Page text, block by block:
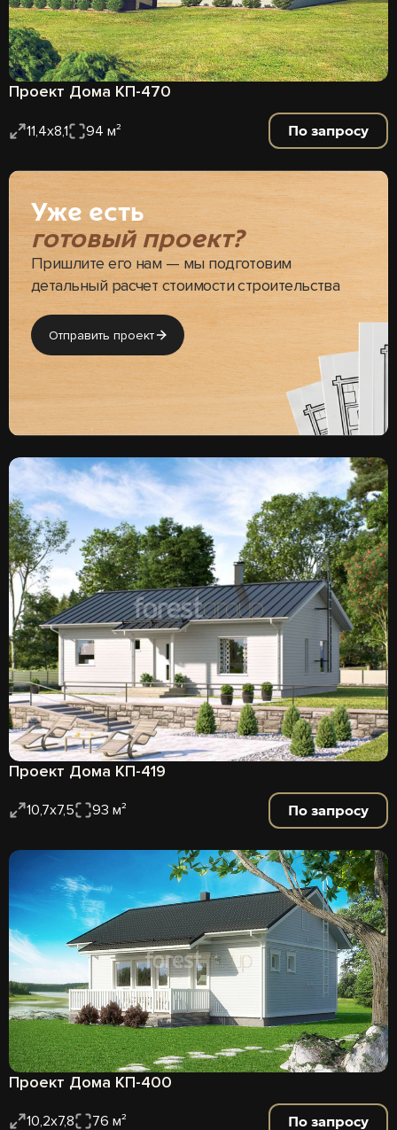
Проект Дома КП-470
11,4х8,1 94 м² По запросу
Уже есть
готовый проект?
Пришлите его нам — мы подготовим
детальный расчет стоимости строительства
Отправить проект
Проект Дома КП-419
10,7х7,5 93 м² По запросу
Проект Дома КП-400
10,2х7,8 76 м² По запросу